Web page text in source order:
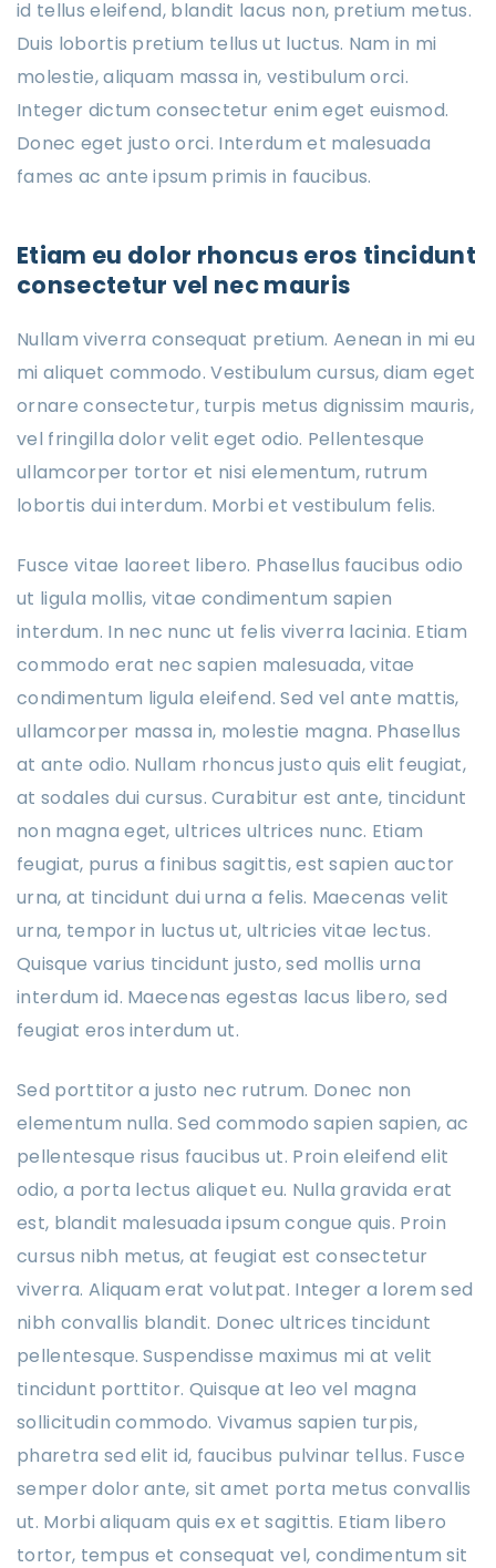
id tellus eleifend, blandit lacus non, pretium metus.
Duis lobortis pretium tellus ut luctus. Nam in mi
molestie, aliquam massa in, vestibulum orci.
Integer dictum consectetur enim eget euismod.
Donec eget justo orci. Interdum et malesuada
fames ac ante ipsum primis in faucibus.
Etiam eu dolor rhoncus eros tincidunt
consectetur vel nec mauris
Nullam viverra consequat pretium. Aenean in mi eu
mi aliquet commodo. Vestibulum cursus, diam eget
ornare consectetur, turpis metus dignissim mauris,
vel fringilla dolor velit eget odio. Pellentesque
ullamcorper tortor et nisi elementum, rutrum
lobortis dui interdum. Morbi et vestibulum felis.
Fusce vitae laoreet libero. Phasellus faucibus odio
ut ligula mollis, vitae condimentum sapien
interdum. In nec nunc ut felis viverra lacinia. Etiam
commodo erat nec sapien malesuada, vitae
condimentum ligula eleifend. Sed vel ante mattis,
ullamcorper massa in, molestie magna. Phasellus
at ante odio. Nullam rhoncus justo quis elit feugiat,
at sodales dui cursus. Curabitur est ante, tincidunt
non magna eget, ultrices ultrices nunc. Etiam
feugiat, purus a finibus sagittis, est sapien auctor
urna, at tincidunt dui urna a felis. Maecenas velit
urna, tempor in luctus ut, ultricies vitae lectus.
Quisque varius tincidunt justo, sed mollis urna
interdum id. Maecenas egestas lacus libero, sed
feugiat eros interdum ut.
Sed porttitor a justo nec rutrum. Donec non
elementum nulla. Sed commodo sapien sapien, ac
pellentesque risus faucibus ut. Proin eleifend elit
odio, a porta lectus aliquet eu. Nulla gravida erat
est, blandit malesuada ipsum congue quis. Proin
cursus nibh metus, at feugiat est consectetur
viverra. Aliquam erat volutpat. Integer a lorem sed
nibh convallis blandit. Donec ultrices tincidunt
pellentesque. Suspendisse maximus mi at velit
tincidunt porttitor. Quisque at leo vel magna
sollicitudin commodo. Vivamus sapien turpis,
pharetra sed elit id, faucibus pulvinar tellus. Fusce
semper dolor ante, sit amet porta metus convallis
ut. Morbi aliquam quis ex et sagittis. Etiam libero
tortor, tempus et consequat vel, condimentum sit